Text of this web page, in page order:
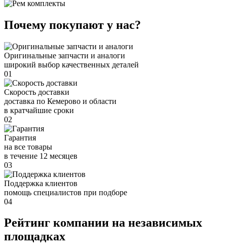
Почему покупают у нас?
Оригинальные запчасти и аналоги
широкий выбор качественных деталей
01
Скорость доставки
доставка по Кемерово и области
в кратчайшие сроки
02
Гарантия
на все товары
в течение 12 месяцев
03
Поддержка клиентов
помощь специалистов при подборе
04
Рейтинг компании на независимых
площадках